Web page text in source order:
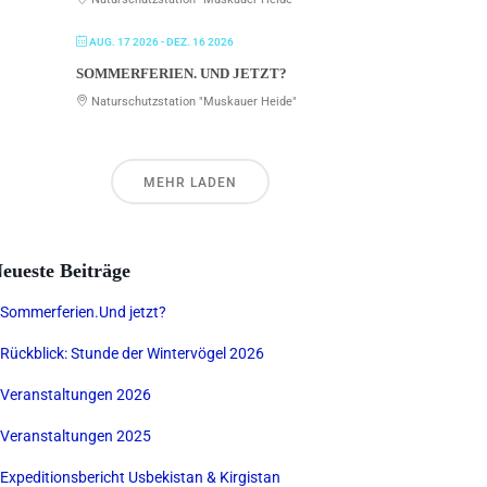
AUG. 17 2026- DEZ. 16 2026
SOMMERFERIEN. UND JETZT?
Naturschutzstation "Muskauer Heide"
MEHR LADEN
Beiträge
Sommerferien.Und jetzt?
Rückblick: Stunde der Wintervögel 2026
Veranstaltungen 2026
Veranstaltungen 2025
Expeditionsbericht Usbekistan & Kirgistan